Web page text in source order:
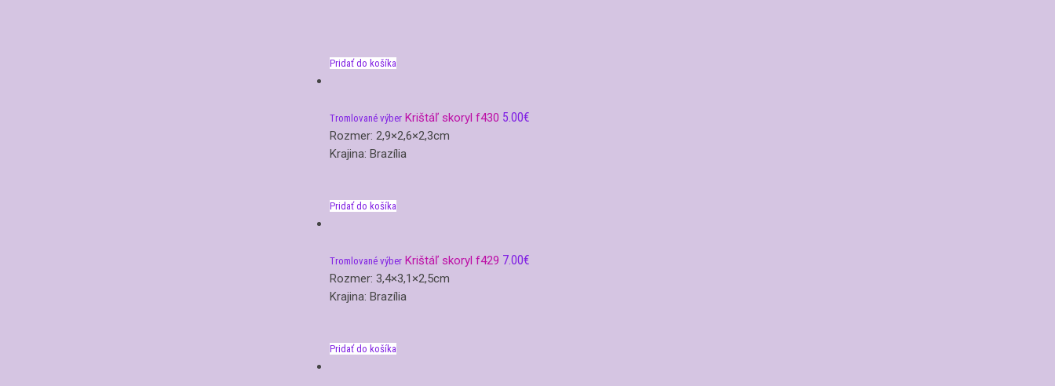
Pridať do košíka
Tromlované výber Krištáľ skoryl f430 5.00€
Rozmer: 2,9×2,6×2,3cm
Krajina: Brazília
Pridať do košíka
Tromlované výber Krištáľ skoryl f429 7.00€
Rozmer: 3,4×3,1×2,5cm
Krajina: Brazília
Pridať do košíka